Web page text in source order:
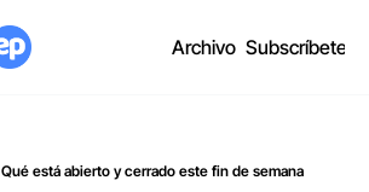
Archivo Subscríbete
Qué está abierto y cerrado este fin de semana